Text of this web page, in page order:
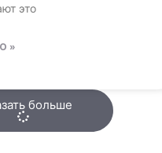
это
»
больше